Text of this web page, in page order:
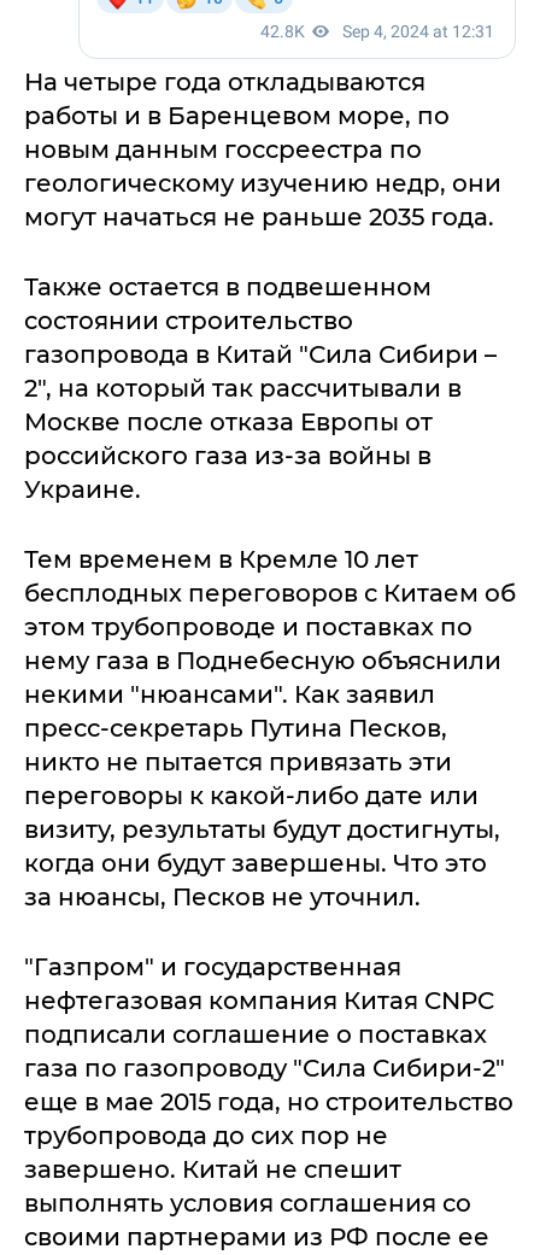
На четыре года откладываются
работы и в Баренцевом море, по
новым данным госсреестра по
геологическому изучению недр, они
могут начаться не раньше 2035 года.
Также остается в подвешенном
состоянии строительство
газопровода в Китай "Сила Сибири –
2", на который так рассчитывали в
Москве после отказа Европы от
российского газа из-за войны в
Украине.
Тем временем в Кремле 10 лет
бесплодных переговоров с Китаем об
этом трубопроводе и поставках по
нему газа в Поднебесную объяснили
некими "нюансами". Как заявил
пресс-секретарь Путина Песков,
никто не пытается привязать эти
переговоры к какой-либо дате или
визиту, результаты будут достигнуты,
когда они будут завершены. Что это
за нюансы, Песков не уточнил.
"Газпром" и государственная
нефтегазовая компания Китая CNPC
подписали соглашение о поставках
газа по газопроводу "Сила Сибири-2"
еще в мае 2015 года, но строительство
трубопровода до сих пор не
завершено. Китай не спешит
выполнять условия соглашения со
своими партнерами из РФ после ее